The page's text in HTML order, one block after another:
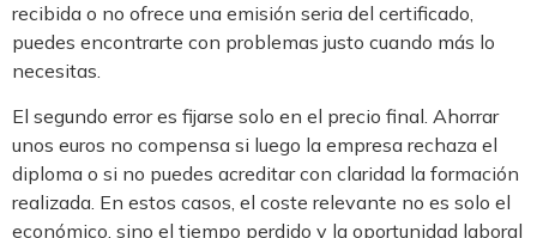
recibida o no ofrece una emisión seria del certificado,
puedes encontrarte con problemas justo cuando más lo
necesitas.
El segundo error es fijarse solo en el precio final. Ahorrar
unos euros no compensa si luego la empresa rechaza el
diploma o si no puedes acreditar con claridad la formación
realizada. En estos casos, el coste relevante no es solo el
económico, sino el tiempo perdido y la oportunidad laboral